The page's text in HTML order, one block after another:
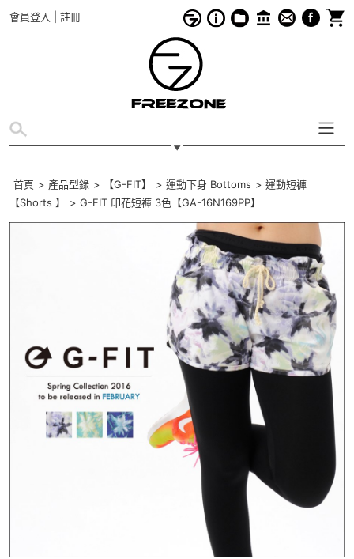
會員登入 註冊
首頁 > 產品型錄 > 【G-FIT】 > 運動下身 Bottoms > 運動短褲
【Shorts 】
> G-FIT 印花短褲 3色【GA-16N169PP】